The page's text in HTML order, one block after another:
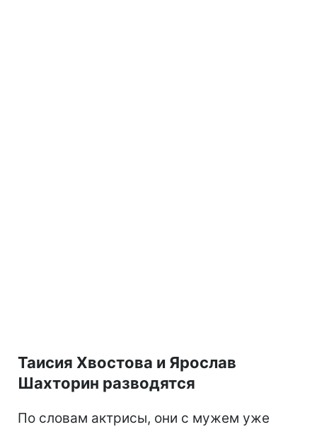
Таисия Хвостова и Ярослав
Шахторин разводятся
По словам актрисы, они с мужем уже